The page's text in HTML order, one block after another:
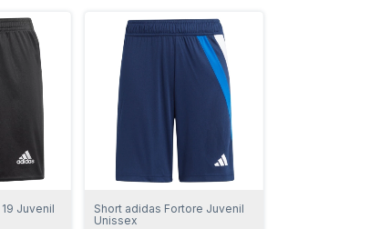
Juvenil
Short adidas Fortore Juvenil
Unissex